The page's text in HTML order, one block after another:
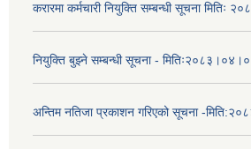
करारमा कर्मचारी नियुक्ति सम्बन्धी सूचना मितिः
नियुक्ति बुझ्ने सम्बन्धी सूचना -
अन्तिम नतिजा प्रकाशन गरिएको सूचना -